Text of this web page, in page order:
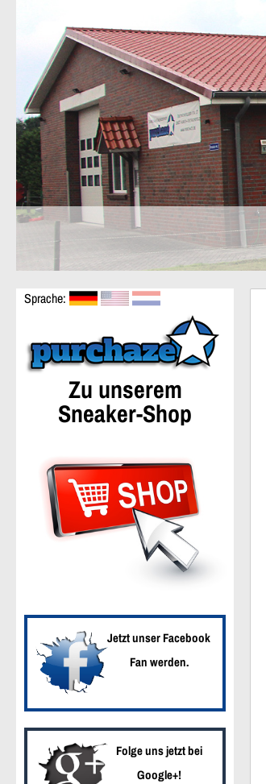
Sprache:
Zu unserem
Sneaker-Shop
Jetzt unser Facebook
Fan werden.
Folge uns jetzt bei
Google+!